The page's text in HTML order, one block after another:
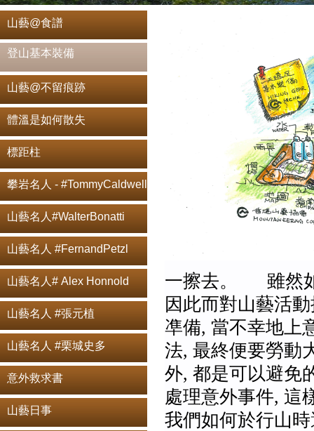
山藝@食譜
登山基本裝備
山藝@不留痕跡
體溫是如何散失
標距柱
攀岩名人 - #TommyCaldwell
山藝名人#WalterBonatti
山藝名人 #FernandPetzl
山藝名人# Alex Honnold
山藝名人 #張元植
山藝名人 #栗城史多
意外救求書
山藝日事
一擦去。 雖然
因此而對山藝活
凖備, 當不幸地上
法, 最終便要勞動
外, 都是可以避免
處理意外事件, 這
我們如何於行山